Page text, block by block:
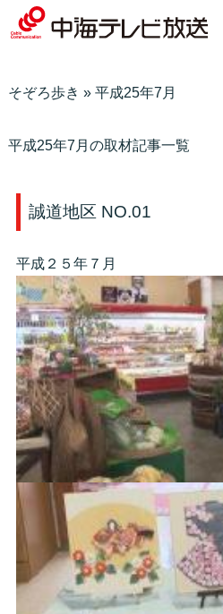
そぞろ歩き » 平成25年7月
平成25年7月の取材記事一覧
誠道地区 NO.01
平成２５年７月